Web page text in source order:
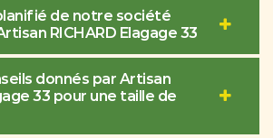
de notre société
RICHARD Elagage 33
donnés par Artisan
33 pour une taille de